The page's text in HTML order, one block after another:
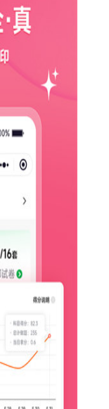
识，帮助用户保持